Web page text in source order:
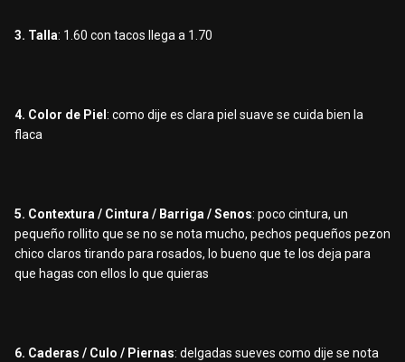
3. Talla: 1.60 con tacos llega a 1.70
4. Color de Piel : como dije es clara piel suave se cuida bien la
flaca
5. Contextura / Cintura / Barriga / Senos: poco cintura, un
pequeño rollito que se no se nota mucho, pechos pequeños pezon
chico claros tirando para rosados, lo bueno que te los deja para
que hagas con ellos lo que quieras
6. Caderas / Culo / Piernas: delgadas sueves como dije se nota